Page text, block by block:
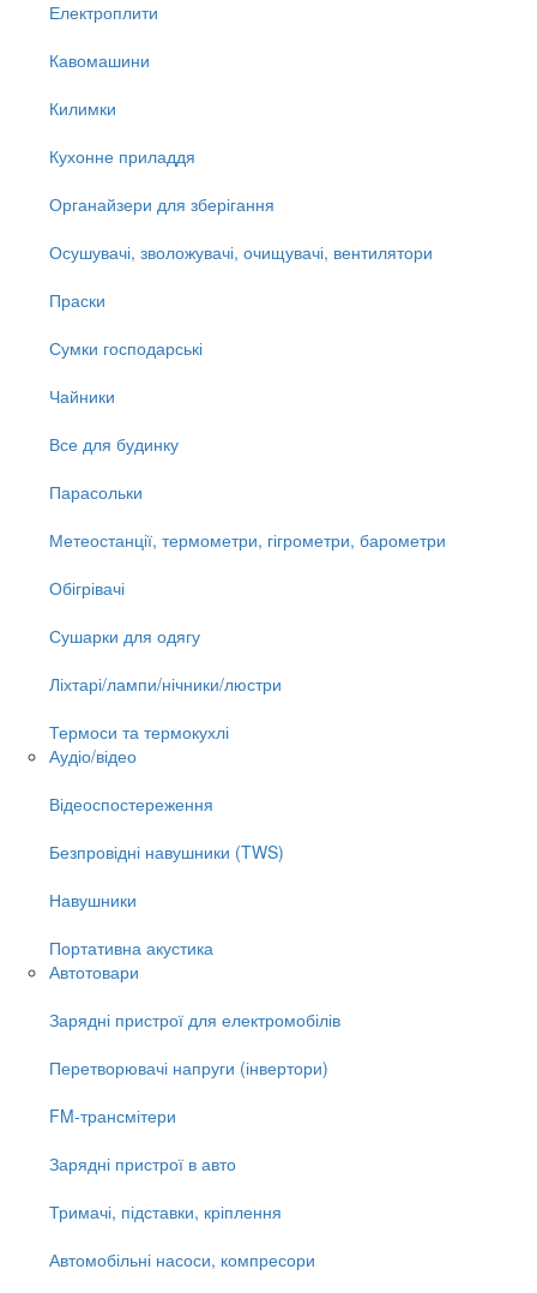
Електроплити
Кавомашини
Килимки
Кухонне приладдя
Органайзери для зберігання
Осушувачі, зволожувачі, очищувачі, вентилятори
Праски
Сумки господарські
Чайники
Все для будинку
Парасольки
Метеостанції, термометри, гігрометри, барометри
Обігрівачі
Сушарки для одягу
Ліхтарі/лампи/нічники/люстри
Термоси та термокухлі
Аудіо/відео
Відеоспостереження
Безпровідні навушники (TWS)
Навушники
Портативна акустика
Автотовари
Зарядні пристрої для електромобілів
Перетворювачі напруги (інвертори)
FM-трансмітери
Зарядні пристрої в авто
Тримачі, підставки, кріплення
Автомобільні насоси, компресори